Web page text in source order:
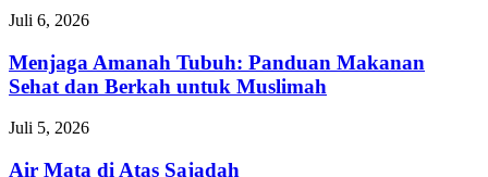
Pernah
dalam
Ketaatan
Menjaga
Tubuh:
Panduan
Makanan
dan
Juli 6, 2026
Menjaga Amanah Tubuh: Panduan Makanan
Sehat dan Berkah untuk Muslimah
Air
di
Juli 5, 2026
Air Mata di Atas Sajadah